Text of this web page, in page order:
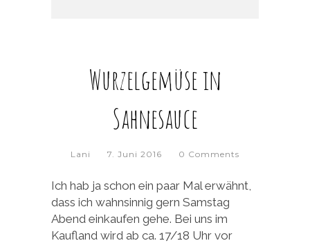
Wurzelgemüse in
Sahnesauce
Lani 7. Juni 2016 0 Comments
Ich hab ja schon ein paar Mal erwähnt,
dass ich wahnsinnig gern Samstag
Abend einkaufen gehe. Bei uns im
Kaufland wird ab ca. 17/18 Uhr vor